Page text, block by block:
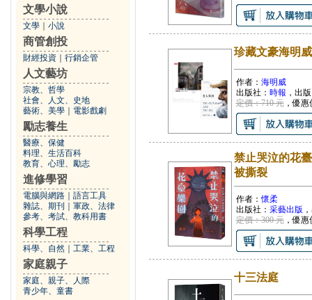
文學小說
文學 小說
商管創投
財經投資 行銷企管
人文藝坊
宗教、哲學
社會、人文、史地
藝術、美學
電影戲劇
勵志養生
醫療、保健
料理、生活百科
教育、心理、勵志
進修學習
電腦與網路
語言工具
雜誌、期刊
軍政、法律
參考、考試、教科用書
科學工程
科學、自然 工業、工程
家庭親子
家庭、親子、人際
青少年、童書
珍藏文豪海明
作者： 海明威
出版社： 時報 ，出
定價：710 元，優惠
禁止哭泣的花
被撕裂
作者：懷柔
出版社： 采藝出版
定價：300 元，優惠
十三法庭